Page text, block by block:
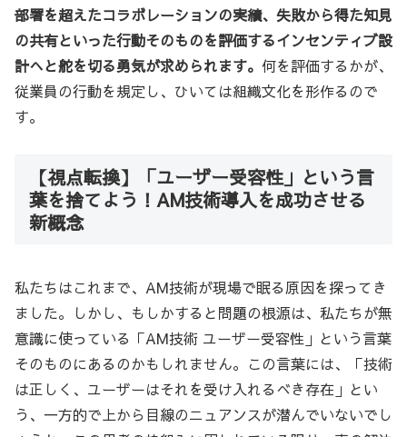
部署を超えたコラボレーションの実績、失敗から得た知見
の共有といった行動そのものを評価するインセンティブ設
計へと舵を切る勇気が求められます。 何を評価するかが、
従業員の行動を規定し、ひいては組織文化を形作るので
す。
【視点転換】「ユーザー受容性」という言
葉を捨てよう！AM技術導入を成功させる
新概念
私たちはこれまで、AM技術が現場で眠る原因を探ってき
ました。しかし、もしかすると問題の根源は、私たちが無
意識に使っている「AM技術 ユーザー受容性」という言葉
そのものにあるのかもしれません。この言葉には、「技術
は正しく、ユーザーはそれを受け入れるべき存在」とい
う、一方的で上から目線のニュアンスが潜んでいないでし